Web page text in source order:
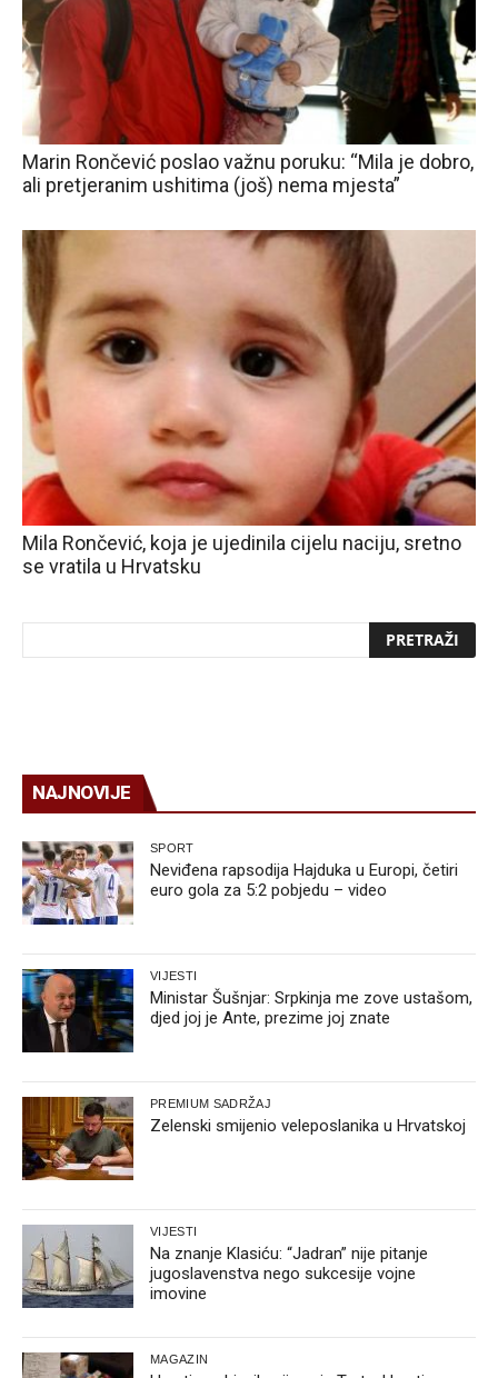
Marin Rončević poslao važnu poruku: “Mila je dobro,
ali pretjeranim ushitima (još) nema mjesta”
Mila Rončević, koja je ujedinila cijelu naciju, sretno
se vratila u Hrvatsku
NAJNOVIJE
SPORT
Neviđena rapsodija Hajduka u Europi, četiri
euro gola za 5:2 pobjedu – video
VIJESTI
Ministar Šušnjar: Srpkinja me zove ustašom,
djed joj je Ante, prezime joj znate
PREMIUM SADRŽAJ
Zelenski smijenio veleposlanika u Hrvatskoj
VIJESTI
Na znanje Klasiću: “Jadran” nije pitanje
jugoslavenstva nego sukcesije vojne
imovine
MAGAZIN